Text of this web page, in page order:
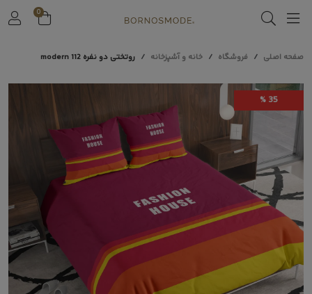
0
صفحه اصلی فروشگاه خانه و آشپزخانه روتختی دو نفره modern 112
35 %